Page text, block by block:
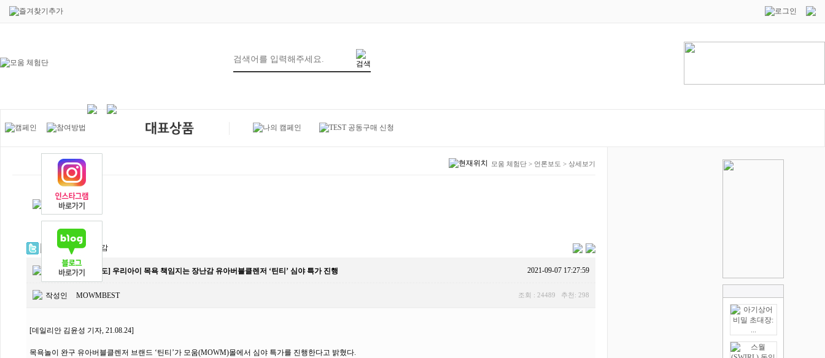
모움 체험단 > 언론보도 > 상세보기
제목 [언론보도] 우리아이 목욕 책임지는 장난감 유아버블클렌저 ‘틴티’ 심야 특가 진행 2021-09-07 17:27:59
작성인 MOWMBEST 조회 : 24489 추천: 298
[데일리안 김윤성 기자, 21.08.24]
목욕놀이 완구 유아버블클렌저 브랜드 ‘틴티’가 모움(MOWM)몰에서 심야 특가를 진행한다고 밝혔다.